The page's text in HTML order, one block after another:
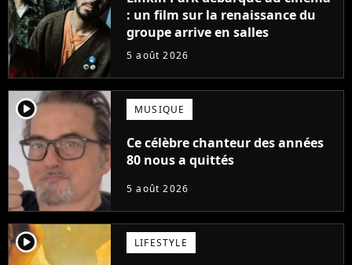
: un film sur la renaissance du
groupe arrive en salles
5 août 2026
player2 MUSIQUE
Ce célèbre chanteur des années
80 nous a quittés
5 août 2026
player2 LIFESTYLE